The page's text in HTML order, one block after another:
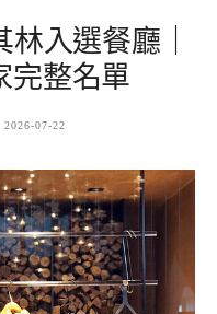
入選餐廳｜
完整名單
2026-07-22